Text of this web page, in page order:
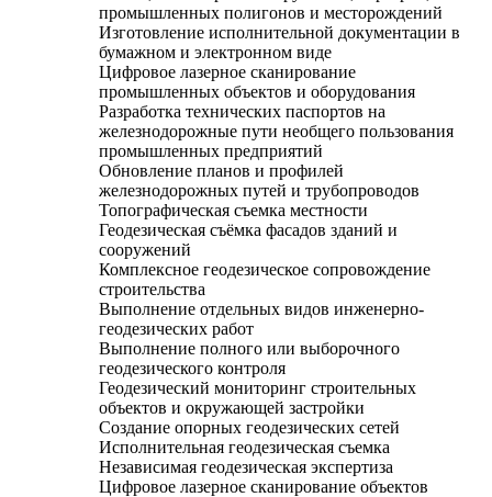
промышленных полигонов и месторождений
Изготовление исполнительной документации в
бумажном и электронном виде
Цифровое лазерное сканирование
промышленных объектов и оборудования
Разработка технических паспортов на
железнодорожные пути необщего пользования
промышленных предприятий
Обновление планов и профилей
железнодорожных путей и трубопроводов
Топографическая съемка местности
Геодезическая съёмка фасадов зданий и
сооружений
Комплексное геодезическое сопровождение
строительства
Выполнение отдельных видов инженерно-
геодезических работ
Выполнение полного или выборочного
геодезического контроля
Геодезический мониторинг строительных
объектов и окружающей застройки
Создание опорных геодезических сетей
Исполнительная геодезическая съемка
Независимая геодезическая экспертиза
Цифровое лазерное сканирование объектов